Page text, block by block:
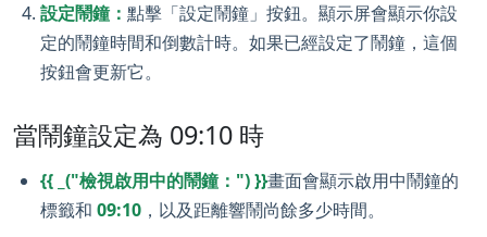
設定鬧鐘： 點擊「設定鬧鐘」按鈕。顯示屏會顯示你設
定的鬧鐘時間和倒數計時。如果已經設定了鬧鐘，這個
按鈕會更新它。
當鬧鐘設定為 09:10 時
{{ _("檢視啟用中的鬧鐘：") }}畫面會顯示啟用中鬧鐘的
標籤和 09:10 ，以及距離響鬧尚餘多少時間。